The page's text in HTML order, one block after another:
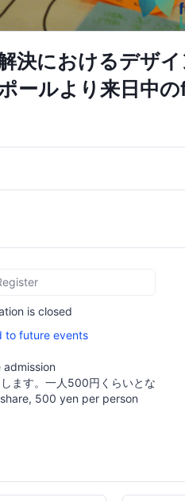
決におけるデザ
ールより来日中
is closed
to future events
admission
ます。一人500円くらいとな
500 yen per person